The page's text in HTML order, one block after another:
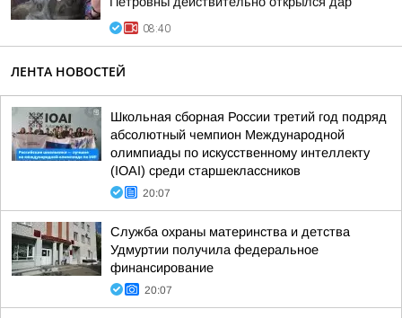
08:40
ЛЕНТА НОВОСТЕЙ
Школьная сборная России третий год подряд
абсолютный чемпион Международной
олимпиады по искусственному интеллекту
(IOAI) среди старшеклассников
20:07
Служба охраны материнства и детства
Удмуртии получила федеральное
финансирование
20:07